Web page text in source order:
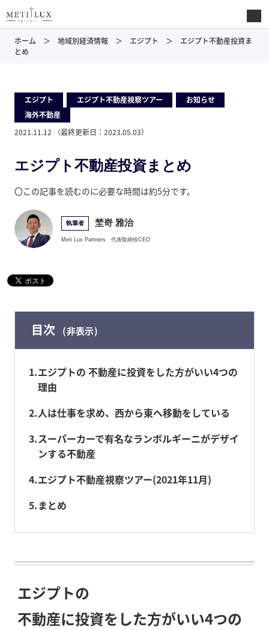
ホーム 地域別経済情報 エジプト
エジプト不動産投資ま
とめ
エジプト エジプト不動産視察ツアー お知らせ
海外不動産
2021.11.12
（最終更新日： 2023.05.03）
エジプト不動産投資まとめ
〇この記事を読むのに必要な時間は約5分です。
執筆者 埜嵜 雅治
Meti Lux Partners 代表取締役CEO
目次 非表示
1 エジプトの 不動産に投資をした方がいい4つの
理由
2 人は仕事を求め、西から東へ移動をしている
3 スーパーカーで有名なランボルギーニがデザイ
ンする不動産
4 エジプト不動産視察ツアー(2021年11月)
5 まとめ
エジプトの
不動産に投資をした方がいい4つの